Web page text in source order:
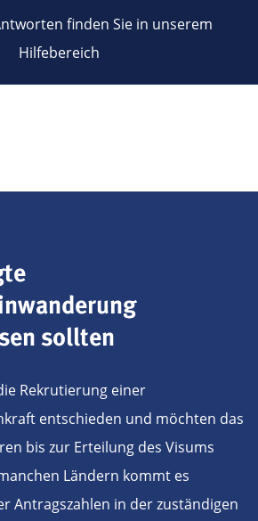
finden Sie in unserem
Hilfebereich
sollten
Rekrutierung einer
entschieden und möchten das
bis zur Erteilung des Visums
Ländern kommt es
Antragszahlen in der zuständigen